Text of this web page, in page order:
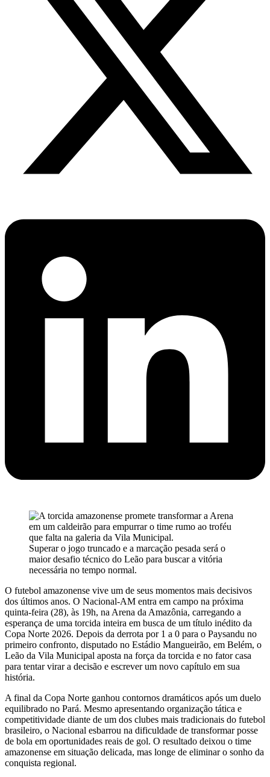
Superar o jogo truncado e a marcação pesada será o
maior desafio técnico do Leão para buscar a vitória
necessária no tempo normal.
O futebol amazonense vive um de seus momentos mais decisivos
dos últimos anos. O Nacional-AM entra em campo na próxima
quinta-feira (28), às 19h, na Arena da Amazônia, carregando a
esperança de uma torcida inteira em busca de um título inédito da
Copa Norte 2026. Depois da derrota por 1 a 0 para o Paysandu no
primeiro confronto, disputado no Estádio Mangueirão, em Belém, o
Leão da Vila Municipal aposta na força da torcida e no fator casa
para tentar virar a decisão e escrever um novo capítulo em sua
história.
A final da Copa Norte ganhou contornos dramáticos após um duelo
equilibrado no Pará. Mesmo apresentando organização tática e
competitividade diante de um dos clubes mais tradicionais do futebol
brasileiro, o Nacional esbarrou na dificuldade de transformar posse
de bola em oportunidades reais de gol. O resultado deixou o time
amazonense em situação delicada, mas longe de eliminar o sonho da
conquista regional.